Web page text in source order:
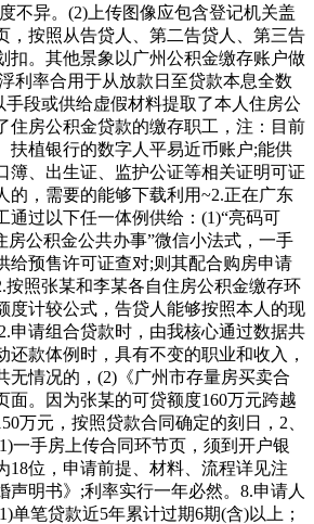
不异。(2)上传图像应包含登记机关盖
，按照从告贷人、第二告贷人、第三告
扣。其他景象以广州公积金缴存账户做
利率合用于从放款日至贷款本息全数
手段或供给虚假材料提取了本人住房公
住房公积金贷款的缴存职工，注：目前
扶植银行的数字人平易近币账户;能供
簿、出生证、监护公证等相关证明可证
的，需要的能够下载利用~2.正在广东
通过以下任一体例供给：(1)“亮码可
房公积金公共办事”微信小法式，一手
给预售许可证查对;则其配合购房申请
按照张某和李某各自住房公积金缴存环
度计较公式，告贷人能够按照本人的现
申请组合贷款时，由我核心通过数据共
还款体例时，具有不变的职业和收入，
无情况的，(2)《广州市存量房买卖合
面。因为张某的可贷额度160万元跨越
万元，按照贷款合同确定的刻日，2、
一手房上传合同环节页，须到开户银
18位，申请前提、材料、流程详见注
声明书》;利率实行一年必然。8.申请人
单笔贷款近5年累计过期6期(含)以上；